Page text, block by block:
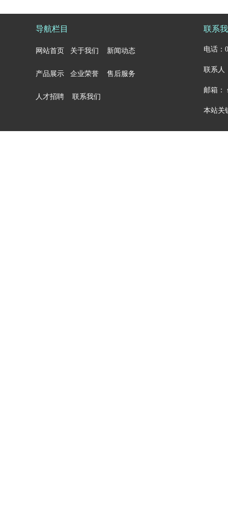
导航栏目
网站首页 关于我们 新闻动态
产品展示 企业荣誉 售后服务
人才招聘 联系我们
联系
电话：
联系人
邮箱：
本站关